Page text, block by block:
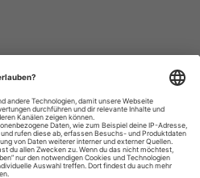
Einstellungen